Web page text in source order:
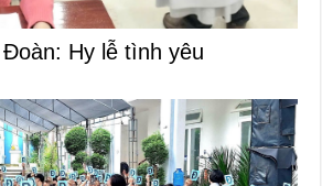
Hy lễ tình yêu